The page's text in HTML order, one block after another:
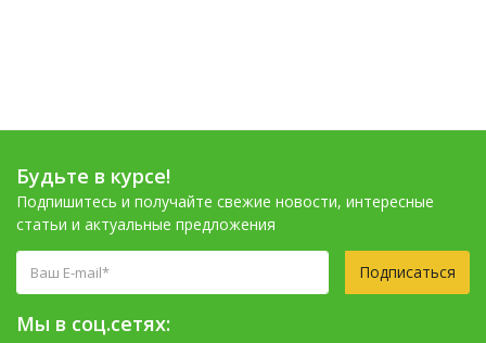
Будьте в курсе!
Подпишитесь и получайте свежие новости, интересные
статьи и актуальные предложения
Подписаться
Мы в соц.сетях: